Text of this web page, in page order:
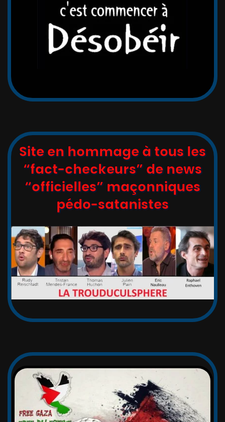
Site en hommage à tous les
“fact-checkeurs” de news
“officielles” maçonniques
pédo-satanistes